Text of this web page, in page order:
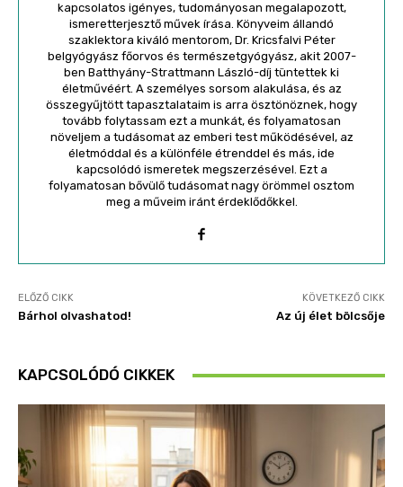
kapcsolatos igényes, tudományosan megalapozott,
ismeretterjesztő művek írása. Könyveim állandó
szaklektora kiváló mentorom, Dr. Kricsfalvi Péter
belgyógyász főorvos és természetgyógyász, akit 2007-
ben Batthyány-Strattmann László-díj tüntettek ki
életművéért. A személyes sorsom alakulása, és az
összegyűjtött tapasztalataim is arra ösztönöznek, hogy
tovább folytassam ezt a munkát, és folyamatosan
növeljem a tudásomat az emberi test működésével, az
életmóddal és a különféle étrenddel és más, ide
kapcsolódó ismeretek megszerzésével. Ezt a
folyamatosan bővülő tudásomat nagy örömmel osztom
meg a műveim iránt érdeklődőkkel.
ELŐZŐ CIKK
Bárhol olvashatod!
KÖVETKEZŐ CIKK
Az új élet bölcsője
KAPCSOLÓDÓ CIKKEK